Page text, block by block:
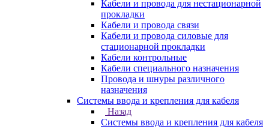
Кабели и провода для нестационарной
прокладки
Кабели и провода связи
Кабели и провода силовые для
стационарной прокладки
Кабели контрольные
Кабели специального назначения
Провода и шнуры различного
назначения
Системы ввода и крепления для кабеля
Назад
Системы ввода и крепления для кабеля